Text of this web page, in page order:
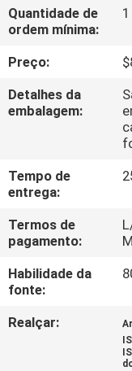
CONTROLE
DA
QUALIDADE
CONTACTE-
NOS
NOTÍCIA
PEÇA
UMAS
CITAÇÕES
Quantidade de
ordem mínima:
Preço:
Detalhes da
embalagem:
Tempo de
entrega:
Termos de
pagamento:
Habilidade da
fonte:
Realçar: